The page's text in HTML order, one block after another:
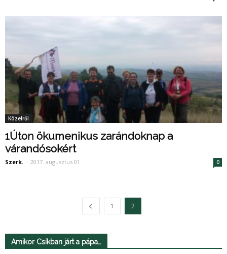
Közelről
1Úton ökumenikus zarándoknap a
várandósokért
Szerk. - 2017. augusztus 01. 0
1 2
Amikor Csíkban járt a pápa…